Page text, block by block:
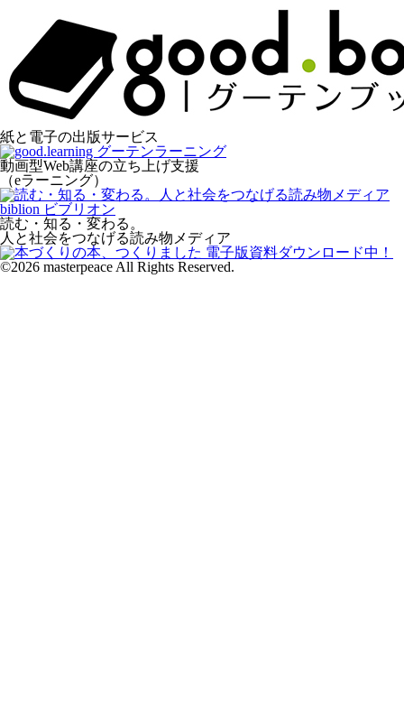
紙と電子の出版サービス
動画型Web講座の立ち上げ支援
（eラーニング）
読む・知る・変わる。
人と社会をつなげる読み物メディア
©2026 masterpeace All Rights Reserved.